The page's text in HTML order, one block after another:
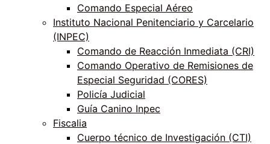
Comando Especial Aéreo
Instituto Nacional Penitenciario y Carcelario
(INPEC)
Comando de Reacción Inmediata (CRI)
Comando Operativo de Remisiones de
Especial Seguridad (CORES)
Policía Judicial
Guía Canino Inpec
Fiscalia
Cuerpo técnico de Investigación (CTI)